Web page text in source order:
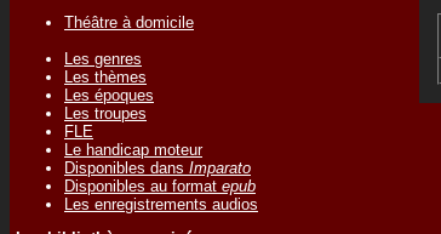
Théâtre à domicile
Les genres
Les thèmes
Les époques
Les troupes
FLE
Le handicap moteur
Disponibles dans Imparato
Disponibles au format epub
Les enregistrements audios